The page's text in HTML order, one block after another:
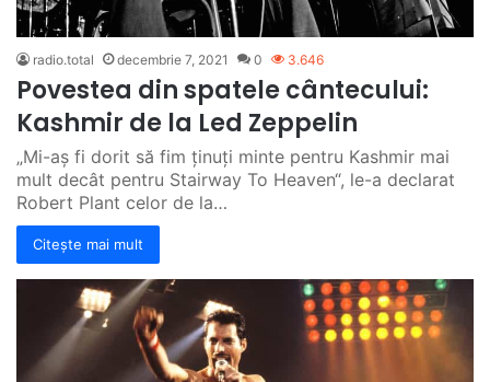
radio.total decembrie 7, 2021 0 3.646
Povestea din spatele cântecului:
Kashmir de la Led Zeppelin
„Mi-aș fi dorit să fim ținuți minte pentru Kashmir mai
mult decât pentru Stairway To Heaven“, le-a declarat
Robert Plant celor de la…
Citește mai mult